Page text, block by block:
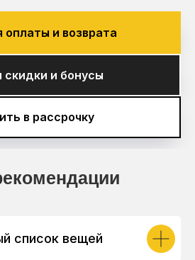
оплаты и возврата
и бонусы
в рассрочку
список вещей